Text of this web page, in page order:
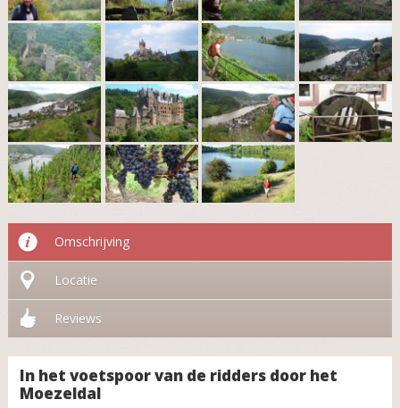
Omschrijving
Locatie
Reviews
In het voetspoor van de ridders door het
Moezeldal